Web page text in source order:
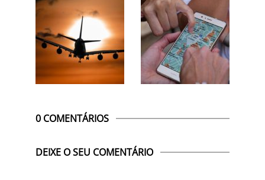
0 COMENTÁRIOS
DEIXE O SEU COMENTÁRIO